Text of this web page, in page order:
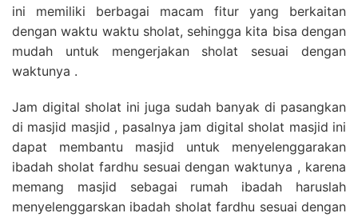
ini memiliki berbagai macam fitur yang berkaitan
dengan waktu waktu sholat, sehingga kita bisa dengan
mudah untuk mengerjakan sholat sesuai dengan
waktunya .
Jam digital sholat ini juga sudah banyak di pasangkan
di masjid masjid , pasalnya jam digital sholat masjid ini
dapat membantu masjid untuk menyelenggarakan
ibadah sholat fardhu sesuai dengan waktunya , karena
memang masjid sebagai rumah ibadah haruslah
menyelenggarskan ibadah sholat fardhu sesuai dengan